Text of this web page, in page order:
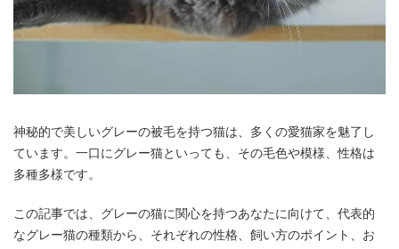
神秘的で美しいグレーの被毛を持つ猫は、多くの愛猫家を魅了し
ています。一口にグレー猫といっても、その毛色や模様、性格は
多種多様です。
この記事では、グレーの猫に関心を持つあなたに向けて、代表的
なグレー猫の種類から、それぞれの性格、飼い方のポイント、お